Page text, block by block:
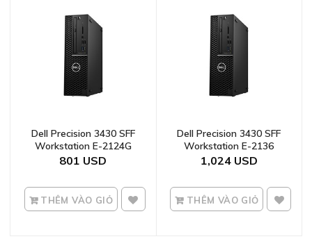
Dell Precision 3430 SFF
Workstation E-2124G
801
THÊM VÀO GIỎ
Dell Precision 3430 SFF
Workstation E-2136
1,024
THÊM VÀO GIỎ